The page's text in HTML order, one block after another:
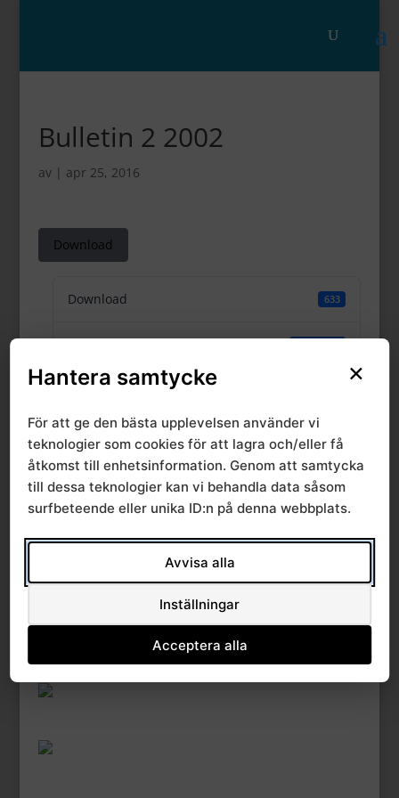
Bulletin 2 2002
av | apr 25, 2016
Download
Download 633
File Size
File Count
Create Date 25 april, 2016
Last Updated 25 april, 2016
Bulletin 2 2002
×
Hantera samtycke
För att ge den bästa upplevelsen använder vi
teknologier som cookies för att lagra och/eller få
åtkomst till enhetsinformation. Genom att samtycka
till dessa teknologier kan vi behandla data såsom
surfbeteende eller unika ID:n på denna webbplats.
Avvisa alla
Inställningar
Acceptera alla